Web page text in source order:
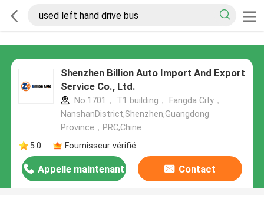
Shenzhen Billion Auto Import And Export
Service Co., Ltd.
No.1701， T1 building， Fangda City，
NanshanDistrict,Shenzhen,Guangdong
Province，PRC,Chine
5.0
Fournisseur vérifié
Appelle maintenant Contact